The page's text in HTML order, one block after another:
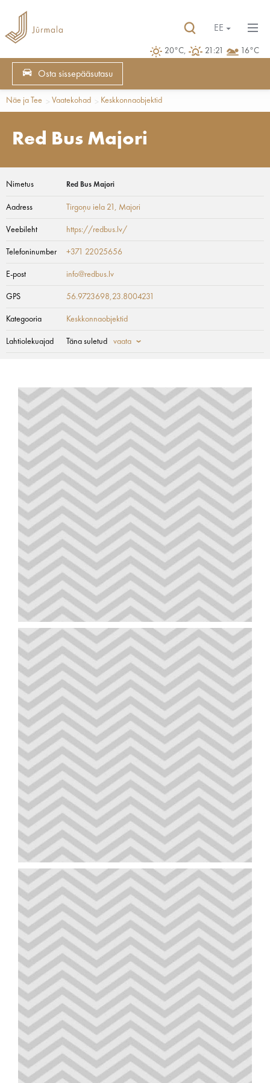
20°C, 21:21 16°C
EE
Osta sissepääsutasu
Näe ja Tee Vaatekohad Keskkonnaobjektid
Red Bus Majori
Nimetus Red Bus Majori
Aadress Tirgoņu iela 21 , Majori
Veebileht https://redbus.lv/
Telefoninumber +371 22025656
E-post info@redbus.lv
GPS 56.9723698,23.8004231
Kategooria Keskkonnaobjektid
Lahtiolekuajad Täna suletud vaata